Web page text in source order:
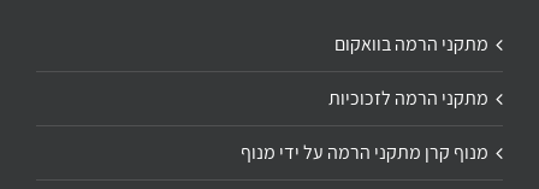
מתקני הרמה בוואקום
מתקני הרמה לזכוכיות
מנוף קרן מתקני הרמה על ידי מנוף